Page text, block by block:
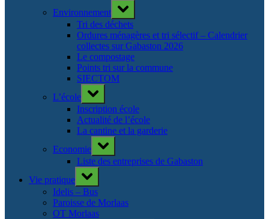
Environnement
Toggle
sub-
menu
Tri des déchets
Ordures ménagères et tri sélectif – Calendrier
collectes sur Gabaston 2026
Le compostage
Points tri sur la commune
SIECTOM
L’école
Toggle
sub-
menu
Inscription école
Actualité de l’école
La cantine et la garderie
Economie
Toggle
sub-
menu
Liste des entreprises de Gabaston
Vie pratique
Toggle
sub-
menu
Idelis – Bus
Paroisse de Morlaas
OT Morlaas